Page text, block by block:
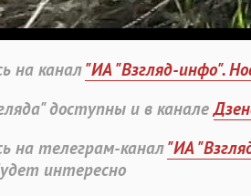
на канал"ИА "Взгляд-инфо".
доступны и в канале
на телеграм-канал"ИА
интересно